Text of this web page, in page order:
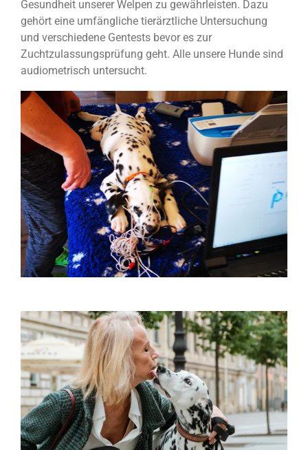
Gesundheit unserer Welpen zu gewährleisten. Dazu
gehört eine umfängliche tierärztliche Untersuchung
und verschiedene Gentests bevor es zur
Zuchtzulassungsprüfung geht. Alle unsere Hunde sind
audiometrisch untersucht.